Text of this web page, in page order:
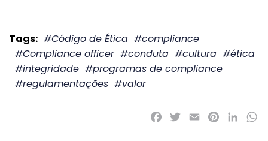
#Código de Ética #compliance
#Compliance officer #conduta #cultura #ética
#integridade #programas de compliance
#regulamentações #valor
Facebook
Twitter
EmailPinterest